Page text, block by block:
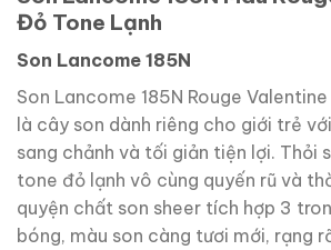
Đỏ Tone Lạnh
Son Lancome 185N
Son Lancome 185N Rouge
là cây son dành riêng cho giới trẻ
sang chảnh và tối giản tiện lợi. Thỏi
tone đỏ lạnh vô cùng quyến rũ và
quyện chất son sheer tích hợp 3
bóng, màu son càng tươi mới, rạng